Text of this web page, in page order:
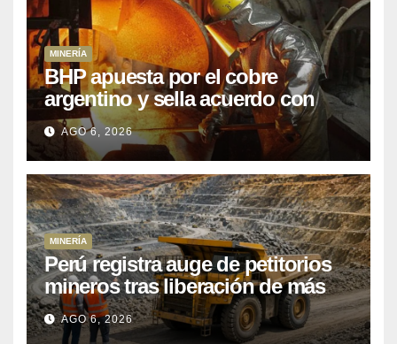
MINERÍA
BHP apuesta por el cobre
argentino y sella acuerdo con
Kobrea para siete proyecto
AGO 6, 2026
MINERÍA
Perú registra auge de petitorios
mineros tras liberación de más
de mil concesiones para explorar
cobre y oro
AGO 6, 2026